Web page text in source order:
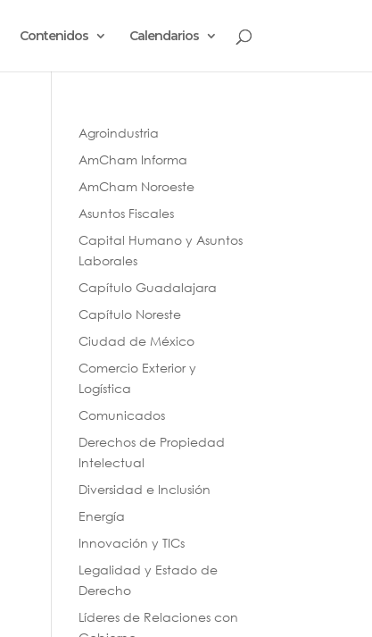
Contenidos Calendarios
Agroindustria
AmCham Informa
AmCham Noroeste
Asuntos Fiscales
Capital Humano y Asuntos
Laborales
Capítulo Guadalajara
Capítulo Noreste
Ciudad de México
Comercio Exterior y
Logística
Comunicados
Derechos de Propiedad
Intelectual
Diversidad e Inclusión
Energía
Innovación y TICs
Legalidad y Estado de
Derecho
Líderes de Relaciones con